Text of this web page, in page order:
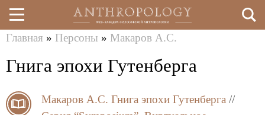
Перейти
к
содержанию
здесь
Главная » Персоны » Макаров А.С.
Гнига эпохи Гутенберга
Макаров А.С. Гнига эпохи Гутенберга //